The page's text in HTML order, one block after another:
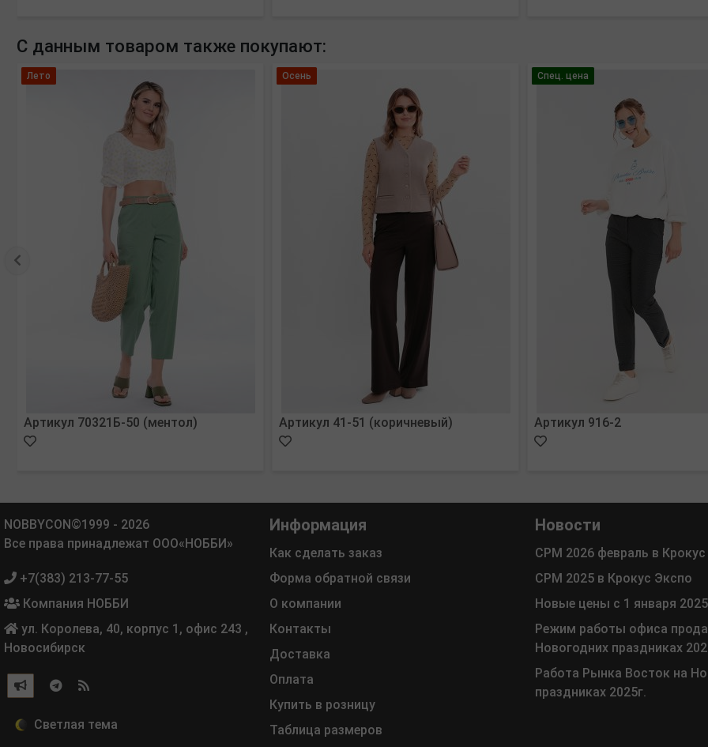
С данным товаром также покупают:
Лето
Артикул 70321Б-50 (ментол)
Осень
Артикул 41-51 (коричневый)
Спец. цена
Артикул 916-2
NOBBYCON©1999 - 2026
Все права принадлежат ООО«НОББИ»
+7(383) 213-77-55
Компания НОББИ
ул. Королева, 40, корпус 1, офис 243 ,
Новосибирск
Информация
Как сделать заказ
Форма обратной связи
О компании
Контакты
Доставка
Оплата
Купить в розницу
Таблица размеров
Новости
СРМ 2026 февраль в
СРМ 2025 в Крокус Экспо
Новые цены с 1 января
Режим работы офиса
Новогодних праздниках
Работа Рынка Восток на
праздниках 2025г.